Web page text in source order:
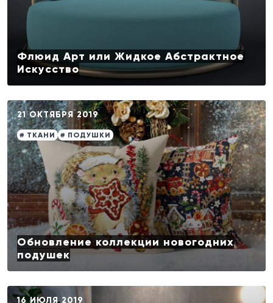
Флюид Арт или Жидкое Абстрактное
Искусство
21 ОКТЯБРЯ 2019
# ТКАНИ # ПОДУШКИ
Обновление коллекции новогодних
подушек
16 ИЮЛЯ 2019